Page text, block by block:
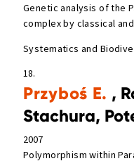
Genetic analysis of the
complex by classical
Systematics and
18.
Przyboś E. ,
Stachura,
2007
Polymorphism within